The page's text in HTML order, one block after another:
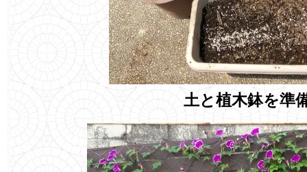
土と植木鉢を準